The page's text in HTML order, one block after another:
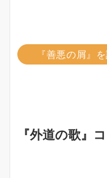
『善悪の屑』
『外道の歌』